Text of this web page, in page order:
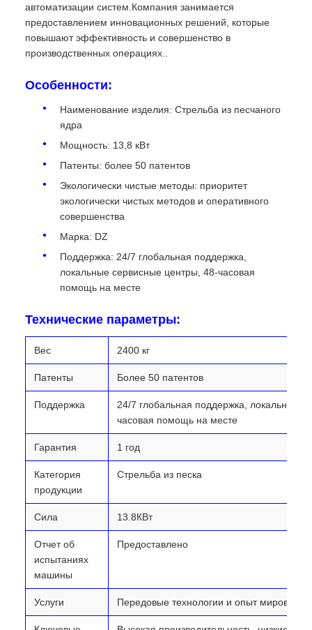
автоматизации систем.Компания занимается
предоставлением инновационных решений, которые
повышают эффективность и совершенство в
производственных операциях..
Особенности:
Наименование изделия: Стрельба из песчаного
ядра
Мощность: 13,8 кВт
Патенты: более 50 патентов
Экологически чистые методы: приоритет
экологически чистых методов и оперативного
совершенства
Марка: DZ
Поддержка: 24/7 глобальная поддержка,
локальные сервисные центры, 48-часовая
помощь на месте
Технические параметры:
Вес 2400 кг
Патенты Более 50 патентов
Поддержка
24/7 глобальная поддержка, локальные
часовая помощь на месте
Гарантия 1 год
Категория
продукции
Стрельба из песка
Сила 13.8КВт
Отчет об
испытаниях
машины
Предоставлено
Услуги Передовые технологии и опыт мирового